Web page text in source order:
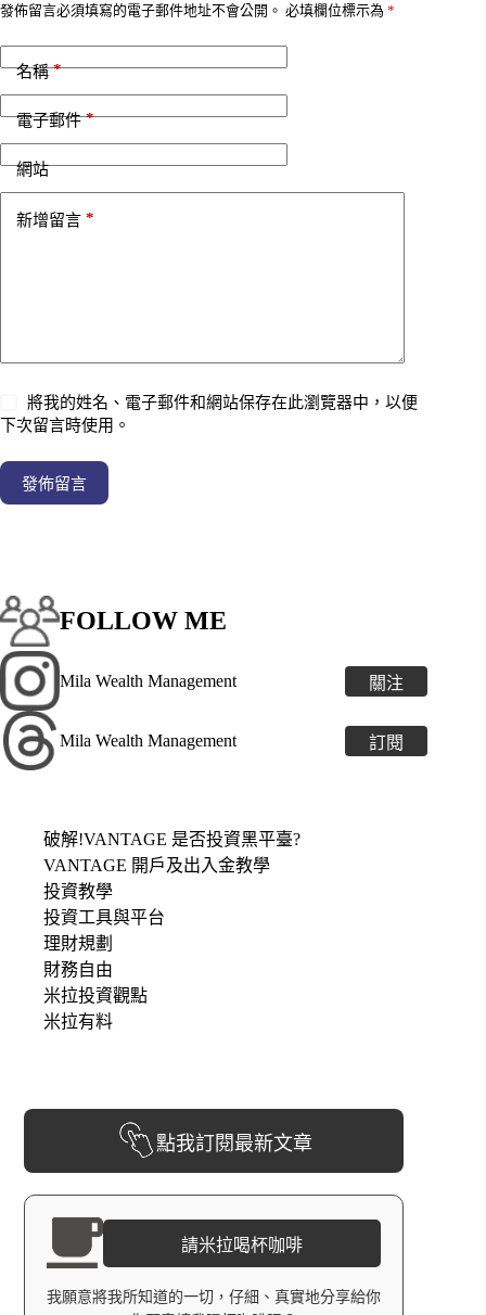
發佈留言必須填寫的電子郵件地址不會公開。 必填欄位標示為 *
名稱*
電子郵件*
網站
新增留言 *
將我的姓名、電子郵件和網站保存在此瀏覽器中，以便
下次留言時使用。
發佈留言
FOLLOW ME
Mila Wealth Management 關注
Mila Wealth Management 訂閱
破解!VANTAGE 是否投資黑平臺?
VANTAGE 開戶及出入金教學
投資教學
投資工具與平台
理財規劃
財務自由
米拉投資觀點
米拉有料
點我訂閱最新文章
請米拉喝杯咖啡
我願意將我所知道的一切，仔細、真實地分享給你